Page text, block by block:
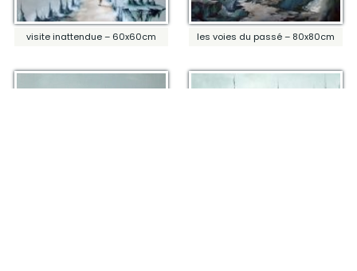
visite inattendue – 60x60cm les voies du passé – 80x80cm